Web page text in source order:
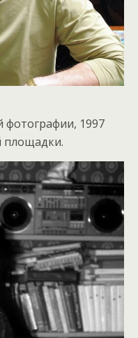
1997
площадки.